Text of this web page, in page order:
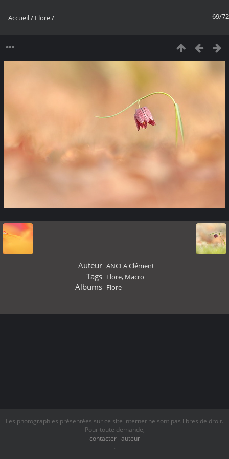
69/72
Accueil/ Flore/
Auteur ANCLA Clément
Tags Flore, Macro
Albums Flore
Les photographies présentées sur ce site internet ne sont pas libres de droit.
Pour toute demande,
contacter l auteur
.